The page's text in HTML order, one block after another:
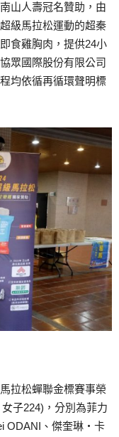
山人壽冠名贊助，由
級馬拉松運動的超秦
食雞胸肉，提供24小
眾國際股份有限公司
均依循再循環聲明標
拉松蟬聯金標賽事榮
子224)，分別為菲力
ODANI、傑奎琳‧卡